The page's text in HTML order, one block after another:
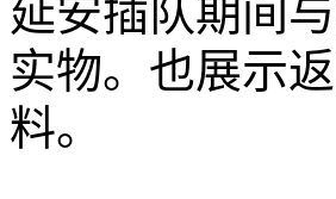
延安插队期间
实物。也展示
料。